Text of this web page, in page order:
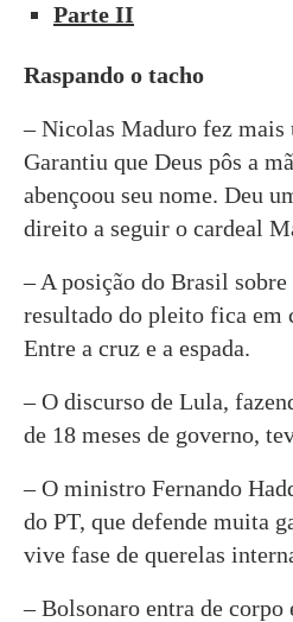
Parte II
Raspando o tacho
– Nicolas Maduro fez mais
Garantiu que Deus pôs a
abençoou seu nome. Deu
direito a seguir o cardeal
– A posição do Brasil sobre
resultado do pleito fica em
Entre a cruz e a espada.
– O discurso de Lula,
de 18 meses de governo,
– O ministro Fernando
do PT, que defende muita
vive fase de querelas
– Bolsonaro entra de corpo